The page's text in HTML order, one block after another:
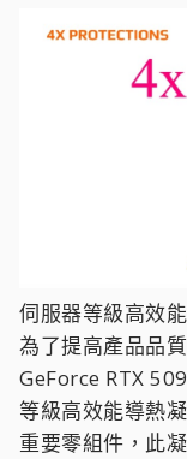
伺服器等級高效
為了提高產品品
GeForce RTX
等級高效能導熱
重要零組件，此